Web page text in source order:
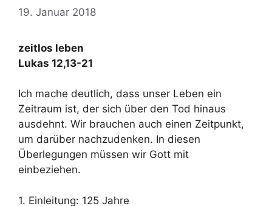
19. Januar 2018
zeitlos leben
Lukas 12,13-21
Ich mache deutlich, dass unser Leben ein
Zeitraum ist, der sich über den Tod hinaus
ausdehnt. Wir brauchen auch einen Zeitpunkt,
um darüber nachzudenken. In diesen
Überlegungen müssen wir Gott mit
einbeziehen.
1. Einleitung: 125 Jahre